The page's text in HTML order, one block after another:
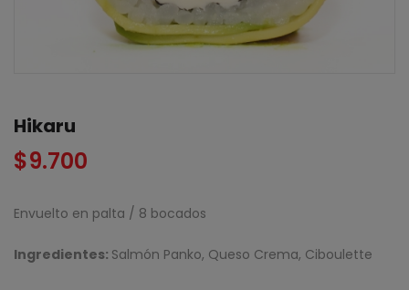
Hikaru
$9.700
Envuelto en palta / 8 bocados
Ingredientes: Salmón Panko, Queso Crema, Ciboulette